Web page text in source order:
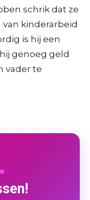
schrik dat ze
kinderarbeid
is hij een
genoeg geld
vader te